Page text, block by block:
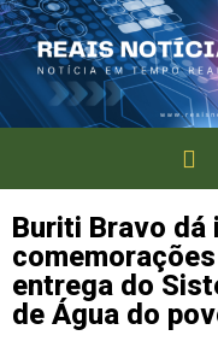
Buriti Bravo dá
entrega do
de Água do